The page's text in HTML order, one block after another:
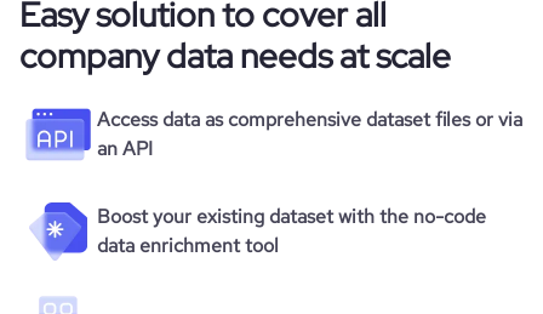
Easy solution to cover all
company data needs at scale
Access data as comprehensive dataset files or via
an API
Boost your existing dataset with the no-code
data enrichment tool